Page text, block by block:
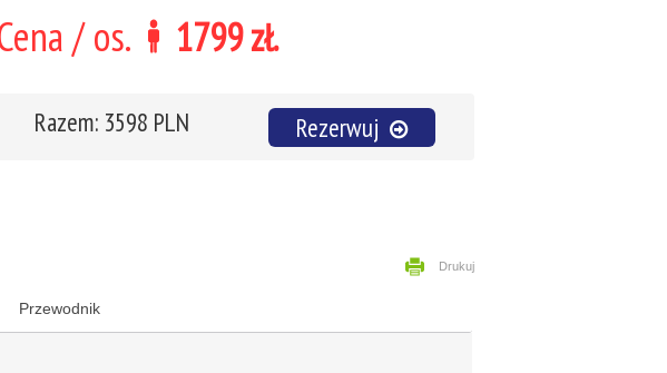
/ os. 1799 zł.
Razem: 3598 PLN Rezerwuj
Drukuj
Przewodnik